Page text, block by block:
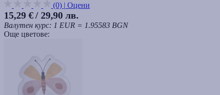
(0) | Оцени
15,29 €/ 29,90 лв.
Валутен курс: 1 EUR = 1.95583 BGN
Още цветове: